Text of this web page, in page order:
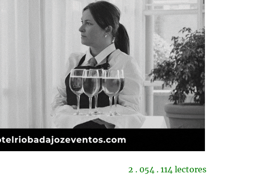
2 . 054 . 114 lectores